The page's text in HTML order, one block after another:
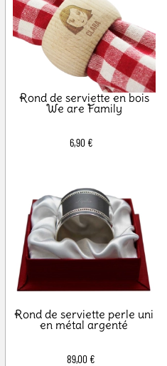
Rond de serviette en bois
We are Family
6,90 €
Rond de serviette perle uni
en métal argenté
89,00 €